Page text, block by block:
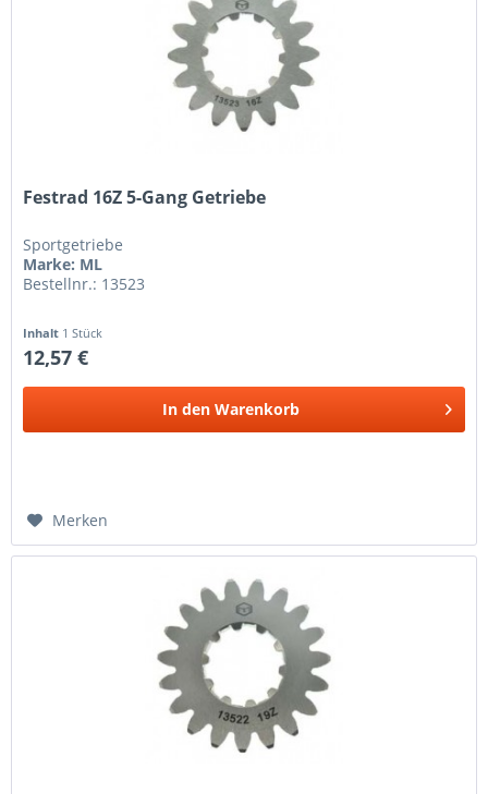
Festrad 16Z 5-Gang Getriebe
Sportgetriebe
Marke: ML
Bestellnr.: 13523
Inhalt 1 Stück
12,57 €
In den Warenkorb
Merken